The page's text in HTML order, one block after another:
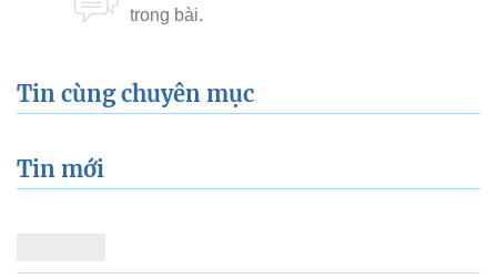
Tin cùng chuyên mục
Tin mới